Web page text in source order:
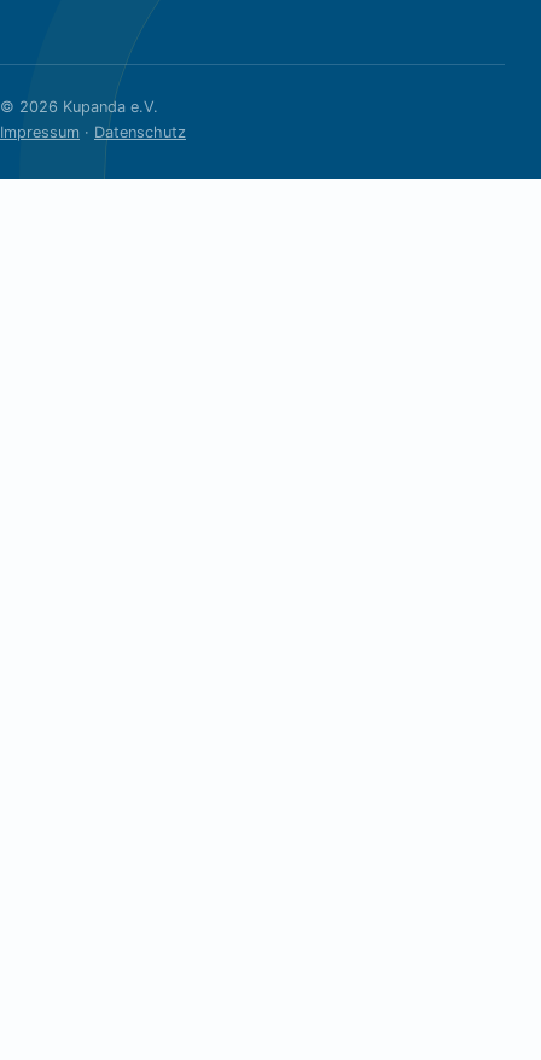
© 2026 Kupanda e.V.
Impressum · Datenschutz